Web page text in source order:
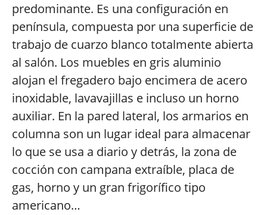
predominante. Es una configuración en
península, compuesta por una superficie de
trabajo de cuarzo blanco totalmente abierta
al salón. Los muebles en gris aluminio
alojan el fregadero bajo encimera de acero
inoxidable, lavavajillas e incluso un horno
auxiliar. En la pared lateral, los armarios en
columna son un lugar ideal para almacenar
lo que se usa a diario y detrás, la zona de
cocción con campana extraíble, placa de
gas, horno y un gran frigorífico tipo
americano…